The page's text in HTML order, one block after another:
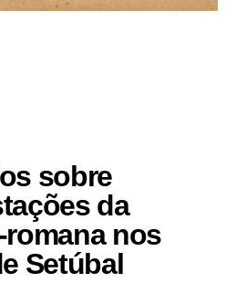
sobre
da
nos
Setúbal